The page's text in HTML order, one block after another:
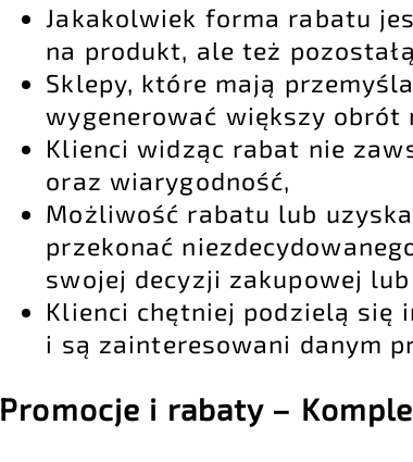
Jakakolwiek forma rabatu
na produkt, ale też
Sklepy, które mają
wygenerować większy
Klienci widząc rabat nie
oraz wiarygodność,
Możliwość rabatu lub
przekonać
swojej decyzji zakupowej
Klienci chętniej podzielą się
i są zainteresowani danym
Promocje i rabaty –